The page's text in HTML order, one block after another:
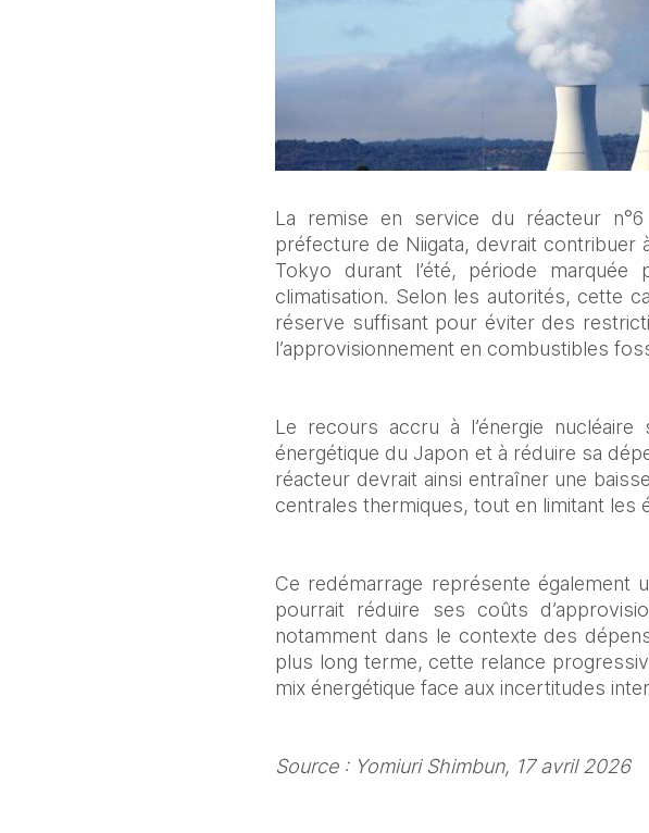
La remise en service du réacteur
préfecture de Niigata, devrait contribuer
Tokyo durant l’été, période
climatisation. Selon les autorités, cette
réserve suffisant pour éviter des
l’approvisionnement en combustibles
Le recours accru à l’énergie
énergétique du Japon et à réduire sa
réacteur devrait ainsi entraîner une
centrales thermiques, tout en limitant les
Ce redémarrage représente également
pourrait réduire ses coûts
notamment dans le contexte des
plus long terme, cette relance
mix énergétique face aux incertitudes
Source : Yomiuri Shimbun, 17 avril 2026